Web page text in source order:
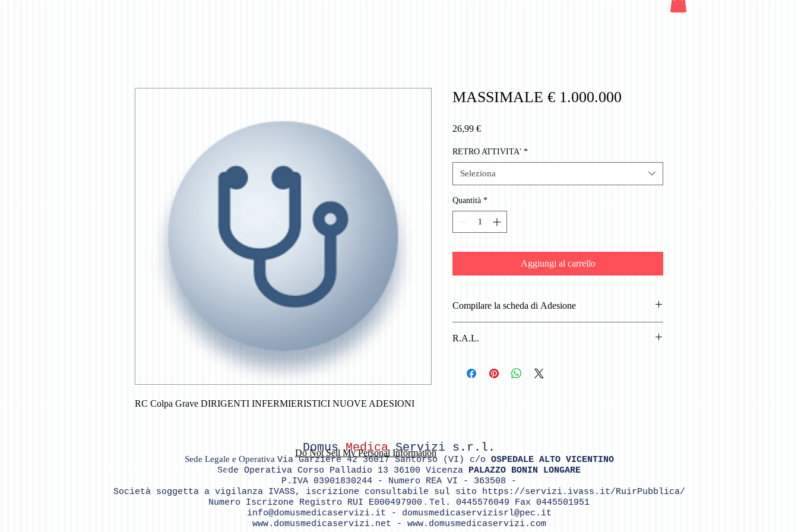
RC Colpa Grave DIRIGENTI INFERMIERISTICI NUOVE ADESIONI
MASSIMALE € 1.000.000
26,99 €Prezzo
RETRO ATTIVITA' *
Seleziona
Quantità *
Aggiungi al carrello
Compilare la scheda di Adesione
via e mail a info@domusmedicaservizi.it o via fax allo
R.A.L.
Domus Medica Servizi s.r.l.
Sede Legale e Operativa Via Garziere 42 36017 Santorso (VI) c/o OSPEDALE ALTO VICENTINO
Sede Operativa Corso Palladio 13 36100 Vicenza PALAZZO BONIN LONGARE
P.IVA 03901830244 - Numero REA VI - 363508 -
Società soggetta a vigilanza IVASS, iscrizione consultabile sul sito https://servizi.ivass.it/RuirPubblica/
Numero Iscrizone Registro RUI E000497900 . Tel. 0445576049 Fax 0445501951
info@domusmedicaservizi.it - domusmedicaservizisrl@pec.it
www.domusmedicaservizi.net - www.domusmedicaservizi.com
©© Copyright Domus Medica Servizi s.r.l.
Do Not Sell My Personal Information